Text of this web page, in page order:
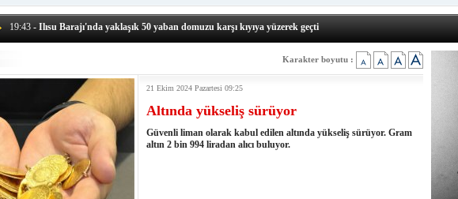
dönmek istiyor
19:43 - Ilısu Barajı'nda yaklaşık 50 yaban domuzu karşı kıyıya yüzerek geçti
19:42- Hacıoğlu: UMKE ekipleri bilgi, cesaret ve fedakârlıklarıyla hayat kurtarıyor
19:08- HÜDA PAR Şırnak il başkanı Yalçın: Kuşkonar Köyü sakinleri, köylerine dönmek
- Öter: Maneviyatı ve ahlaki yapıyı bozan en büyük olumsuzluklardan biri de sanal
kumardır- MARSU, Kabala Mahallesi'nin Yaklaşık 40 Yıllık Ana İsale Hattını Yeniliyor
18:14- VEFAT • Mehmet Ata Baştuğ
13:14
- Mardin’de yangına müdahale eden itfaiye aracının altında kalan itfaiye eri öldü
13:13
- Başkan Genç, Şırnak'ta dönel kavşak çağrısını yineledi
13:07- Bakan Memişoğlu: 500 yataklı hastanemizi 2027'nin ikinci yarısında hizmete açacağız
13:06- Bitlis'te bir kişinin hayatını kaybettiği husumet barışla son buldu
Karakter boyutu :
21 Ekim 2024 Pazartesi 09:25
Altında yükseliş sürüyor
Güvenli liman olarak kabul edilen altında yükseliş sürüyor. Gram
altın 2 bin 994 liradan alıcı buluyor.